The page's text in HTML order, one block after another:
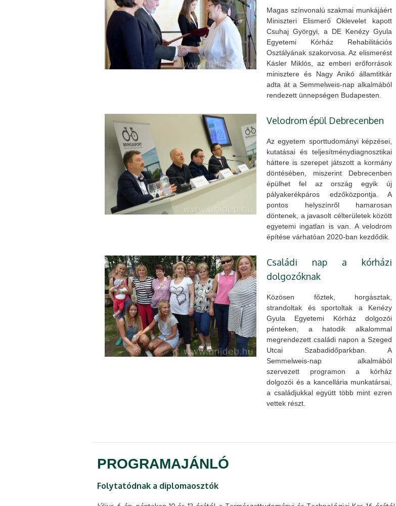
Magas színvonalú szakmai munkájáért
Miniszteri Elismerő Oklevelet kapott
Csuhaj Györgyi, a DE Kenézy Gyula
Egyetemi Kórház Rehabilitációs
Osztályának szakorvosa. Az elismerést
Kásler Miklós, az emberi erőforrások
minisztere és Nagy Anikó államtitkár
adta át a Semmelweis-nap alkalmából
rendezett ünnepségen Budapesten.
Velodrom épül Debrecenben
Az egyetem sporttudományi képzései,
kutatásai és teljesítménydiagnosztikai
háttere is szerepet játszott a kormány
döntésében, miszerint Debrecenben
épülhet fel az ország egyik új
pályakerékpáros edzőközpontja. A
pontos helyszínről hamarosan
döntenek, a javasolt célterületek között
egyetemi ingatlan is van. A velodrom
építése várhatóan 2020-ban kezdődik.
Családi nap a kórházi
dolgozóknak
Közösen főztek, horgásztak,
strandoltak és sportoltak a Kenézy
Gyula Egyetemi Kórház dolgozói
pénteken, a hatodik alkalommal
megrendezett családi napon a Szeged
Utcai Szabadidőparkban. A
Semmelweis-nap alkalmából
szervezett programon a kórház
dolgozói és a kancellária munkatársai,
a családjukkal együtt több mint ezren
vettek részt.
PROGRAMAJÁNLÓ
Folytatódnak a diplomaosztók